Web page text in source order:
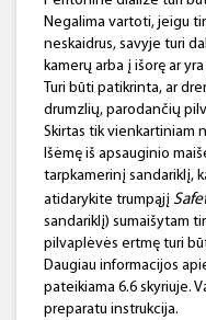
Negalima vartoti, jeigu
neskaidrus, savyje turi
kamerų arba į išorę ar
Turi būti patikrinta, ar
drumzlių, parodančių
Skirtas tik vienkartiniam
Išėmę iš apsauginio
tarpkamerinį sandariklį,
atidarykite trumpąjį
sandariklį) sumaišytam
pilvaplėvės ertmę turi
Daugiau informacijos
pateikiama 6.6 skyriuje.
preparatu instrukcija.